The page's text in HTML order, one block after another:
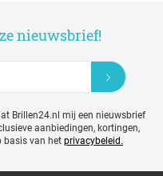
nieuwsbrief!
Brillen24.nl mij een nieuwsbrief
aanbiedingen, kortingen,
basis van het privacybeleid.